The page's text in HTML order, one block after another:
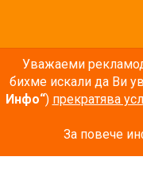
Уважаеми
бихме искали да Ви
Инфо“) прекратява
За повече